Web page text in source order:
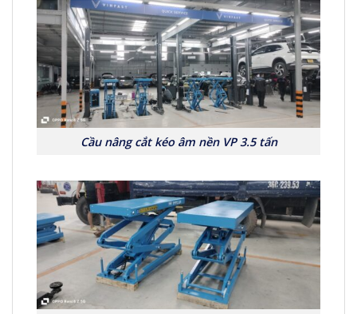
Cầu nâng cắt kéo âm nền VP 3.5 tấn